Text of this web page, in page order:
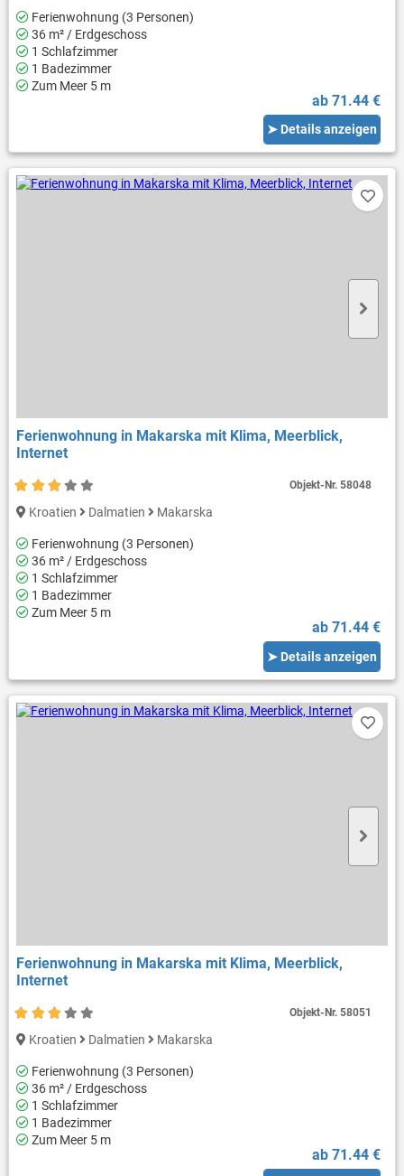
Ferienwohnung (3 Personen)
36 m² / Erdgeschoss
1 Schlafzimmer
1 Badezimmer
Zum Meer 5 m
ab 71.44 €
➤ Details anzeigen
Ferienwohnung in Makarska mit Klima, Meerblick,
Internet
Kroatien Dalmatien Makarska
Ferienwohnung (3 Personen)
36 m² / Erdgeschoss
1 Schlafzimmer
1 Badezimmer
Zum Meer 5 m
ab 71.44 €
➤ Details anzeigen
Objekt-Nr.58048
Ferienwohnung in Makarska mit Klima, Meerblick,
Internet
Kroatien Dalmatien Makarska
Ferienwohnung (3 Personen)
36 m² / Erdgeschoss
1 Schlafzimmer
1 Badezimmer
Zum Meer 5 m
ab 71.44 €
Objekt-Nr.58051